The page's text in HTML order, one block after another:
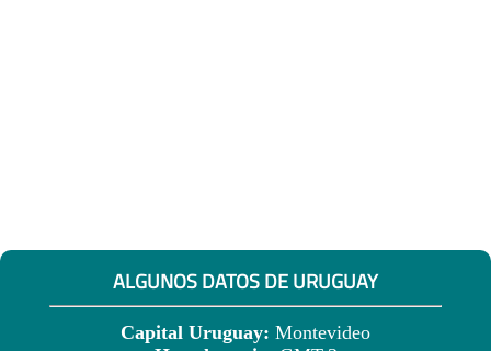
ALGUNOS DATOS DE URUGUAY
Capital Uruguay: Montevideo